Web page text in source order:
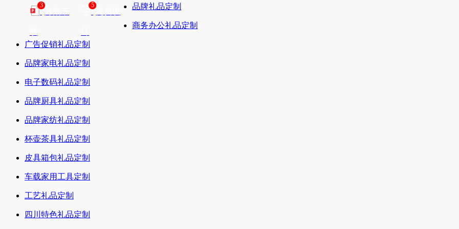
3 5 品牌礼品定制
商务办公礼品定制
广告促销礼品定制
品牌家电礼品定制
电子数码礼品定制
品牌厨具礼品定制
品牌家纺礼品定制
杯壶茶具礼品定制
皮具箱包礼品定制
车载家用工具定制
工艺礼品定制
四川特色礼品定制